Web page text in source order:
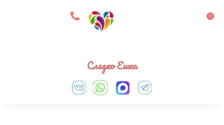
8 927 083 33 05 0
Сладко Ешка